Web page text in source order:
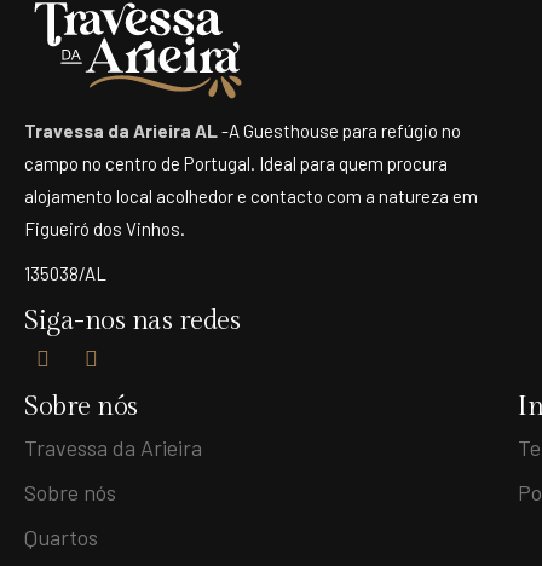
Travessa da Arieira AL-A Guesthouse para refúgio no
campo no centro de Portugal. Ideal para quem procura
alojamento local acolhedor e contacto com a natureza em
Figueiró dos Vinhos.
135038/AL
Siga-nos nas redes
Sobre nós
Travessa da Arieira
Sobre nós
Quartos